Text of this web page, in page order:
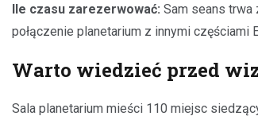
Ile czasu zarezerwować: Sam seans
połączenie planetarium z innymi częściami
Warto wiedzieć przed
Sala planetarium mieści 110 miejsc